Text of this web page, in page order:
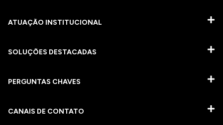
ATUAÇÃO INSTITUCIONAL
SOLUÇÕES DESTACADAS
PERGUNTAS CHAVES​
CANAIS DE CONTATO